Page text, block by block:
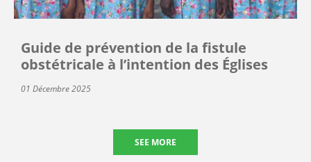
Guide de prévention de la fistule
obstétricale à l’intention des Églises
01 Décembre 2025
SEE MORE